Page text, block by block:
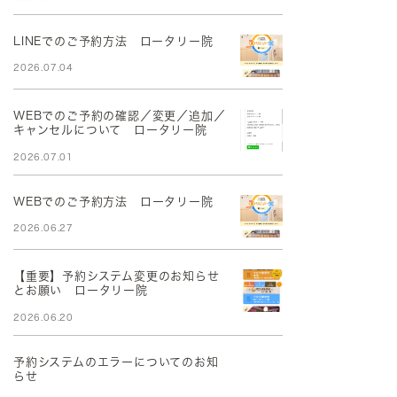
LINEでのご予約方法 ロータリー院
2026.07.04
WEBでのご予約の確認／変更／追加／
キャンセルについて ロータリー院
2026.07.01
WEBでのご予約方法 ロータリー院
2026.06.27
【重要】予約システム変更のお知らせ
とお願い ロータリー院
2026.06.20
予約システムのエラーについてのお知
らせ